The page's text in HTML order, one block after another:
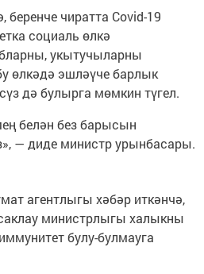
чиратта Covid-19
социаль өлкә
укытучыларны
өлкәдә эшләүче барлык
дә булырга мөмкин түгел.
белән без барысын
— диде министр урынбасары.
агентлыгы хәбәр иткәнчә,
министрлыгы халыкны
булу-булмауга